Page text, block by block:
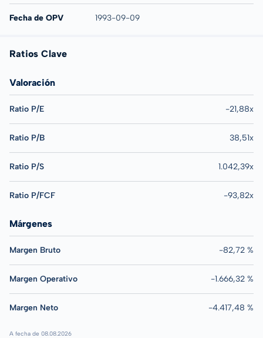
Fecha de OPV 1993-09-09
Ratios Clave
Valoración
Ratio P/E -21,88x
Ratio P/B 38,51x
Ratio P/S 1.042,39x
Ratio P/FCF -93,82x
Márgenes
Margen Bruto -82,72 %
Margen Operativo -1.666,32 %
Margen Neto -4.417,48 %
A fecha de 08.08.2026